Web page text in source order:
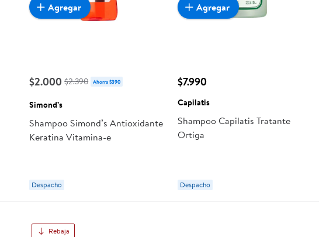
$2.000 $2.390 Ahorra $390
Simond’s
Shampoo Simond’s Antioxidante
Keratina Vitamina-e
Despacho
Agregar
$7.990
Capilatis
Shampoo Capilatis Tratante
Ortiga
Despacho
Agregar
Rebaja